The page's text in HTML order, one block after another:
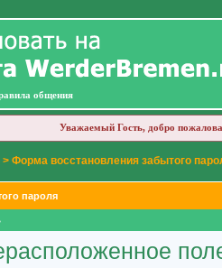
общения
Уважаемый Гость, добро
> Форма восстановления забытого
пароля